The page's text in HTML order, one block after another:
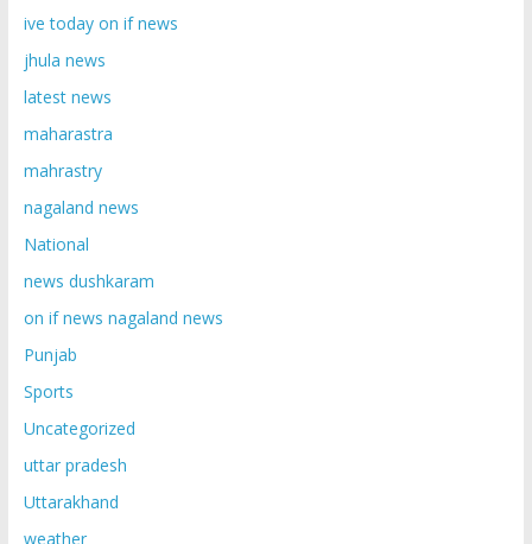
ive today on if news
jhula news
latest news
maharastra
mahrastry
nagaland news
National
news dushkaram
on if news nagaland news
Punjab
Sports
Uncategorized
uttar pradesh
Uttarakhand
weather